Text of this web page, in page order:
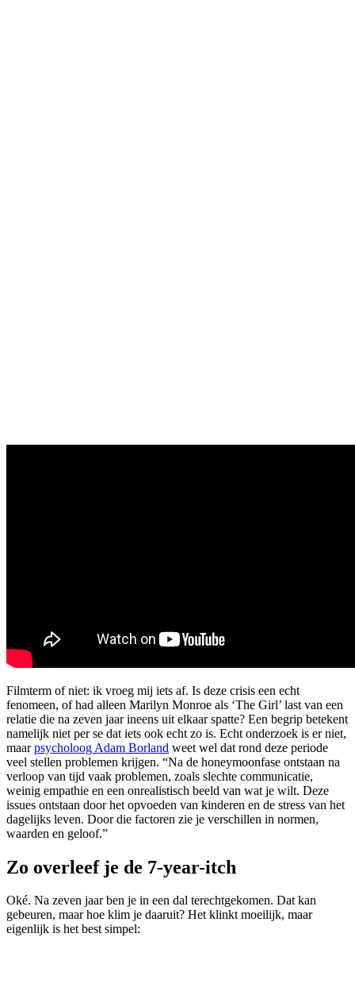
Filmterm of niet: ik vroeg mij iets af. Is deze crisis een echt
fenomeen, of had alleen Marilyn Monroe als ‘The Girl’ last van een
relatie die na zeven jaar ineens uit elkaar spatte? Een begrip betekent
namelijk niet per se dat iets ook echt zo is. Echt onderzoek is er niet,
maarpsycholoog Adam Borland weet wel dat rond deze periode
veel stellen problemen krijgen. “Na de honeymoonfase ontstaan na
verloop van tijd vaak problemen, zoals slechte communicatie,
weinig empathie en een onrealistisch beeld van wat je wilt. Deze
issues ontstaan door het opvoeden van kinderen en de stress van het
dagelijks leven. Door die factoren zie je verschillen in normen,
waarden en geloof.”
Zo overleef je de 7-year-itch
Oké. Na zeven jaar ben je in een dal terechtgekomen. Dat kan
gebeuren, maar hoe klim je daaruit? Het klinkt moeilijk, maar
eigenlijk is het best simpel: